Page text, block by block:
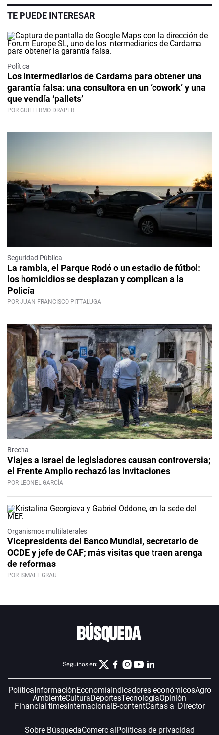
TE PUEDE INTERESAR
Política
Los intermediarios de Cardama para obtener una
garantía falsa: una consultora en un ‘cowork’ y una
que vendía ‘pallets’
POR GUILLERMO DRAPER
Seguridad Pública
La rambla, el Parque Rodó o un estadio de fútbol:
los homicidios se desplazan y complican a la
Policía
POR JUAN FRANCISCO PITTALUGA
Brecha
Viajes a Israel de legisladores causan controversia;
el Frente Amplio rechazó las invitaciones
POR LEONEL GARCÍA
Organismos multilaterales
Vicepresidenta del Banco Mundial, secretario de
OCDE y jefe de CAF; más visitas que traen arenga
de reformas
POR ISMAEL GRAU
Seguinos en:
PolíticaInformaciónEconomíaIndicadores económicosAgro
AmbienteCulturaDeportesTecnologíaOpinión
Financial timesInternacionalB-contentCartas al Director
Sobre BúsquedaComercialPolíticas de privacidad